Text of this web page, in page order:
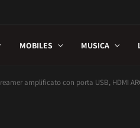
MOBILES MUSICA
amplificato con porta USB, HDMI